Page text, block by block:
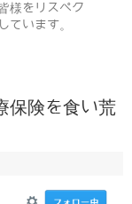
様をリスペク
ています。
保険を食い荒